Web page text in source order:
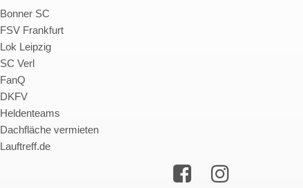
Bonner SC
FSV Frankfurt
Lok Leipzig
SC Verl
FanQ
DKFV
Heldenteams
Dachfläche vermieten
Lauftreff.de